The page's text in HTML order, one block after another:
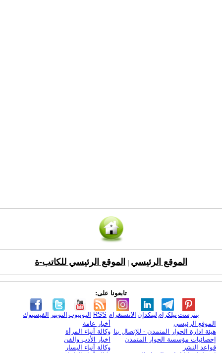
الموقع الرئيسي الموقع الرئيسي للكاتب-ة
تابعونا على:
الفيسبوك التويتر اليوتيوب RSS الانستغرام لينكدإن تيلكرامبنترست
الموقع الرئيسي
هيئة ادارة الحوار المتمدن - للإتصال بنا
إحصائيات مؤسسة الحوار المتمدن
قواعد النشر
أخبار عامة
وكالة أنباء المرأة
اخبار الأدب والفن
وكالة أنباء اليسار